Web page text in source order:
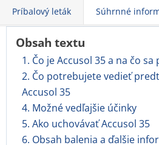
Príbalový leták Súhrnné
Obsah textu
1. Čo je Accusol 35 a na čo sa
2. Čo potrebujete vedieť
Accusol 35
4. Možné vedľajšie účinky
5. Ako uchovávať Accusol 35
6. Obsah balenia a ďalšie